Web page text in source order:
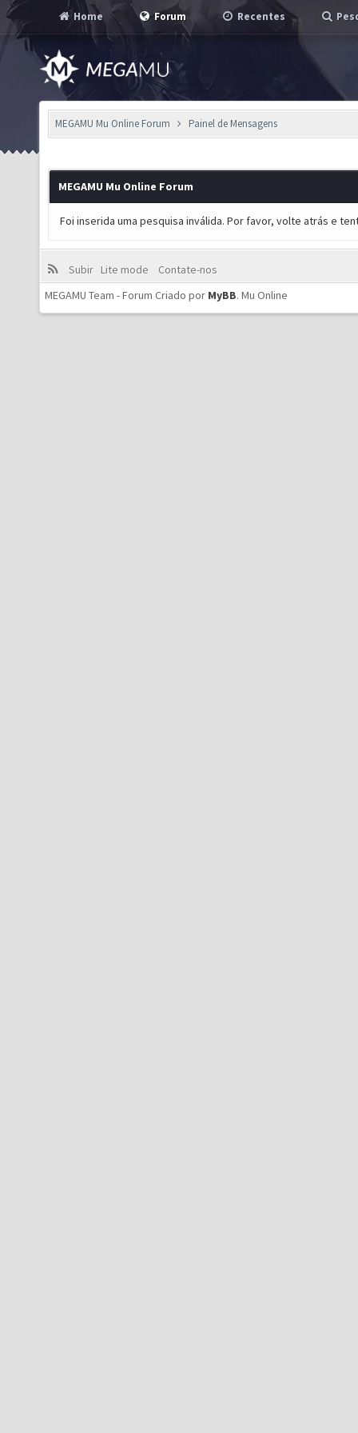
Home Forum Recentes
MEGAMU Mu Online Forum Painel de Mensagens
MEGAMU Mu Online Forum
Foi inserida uma pesquisa inválida. Por favor, volte atrás e
Subir Lite mode
Contate-nos
MEGAMU Team - Forum Criado por MyBB. Mu Online